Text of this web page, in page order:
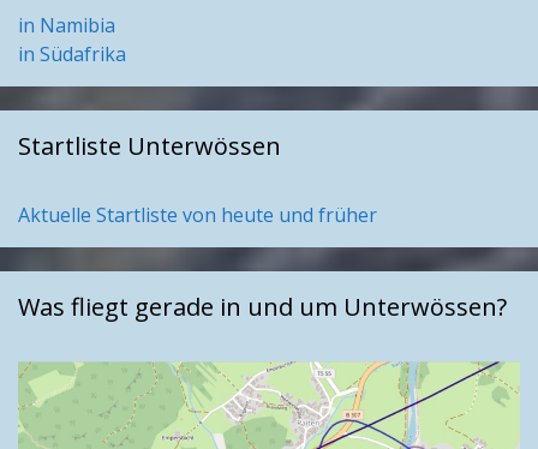
in Namibia
in Südafrika
Startliste Unterwössen
Aktuelle Startliste von heute und früher
Was fliegt gerade in und um Unterwössen?